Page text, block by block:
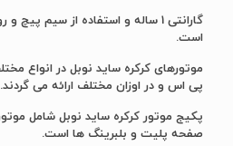
گارانتی 1 ساله و استفاده از سیم
است.
موتورهای کرکره ساید نوبل در انواع
پی اس و در اوزان مختلف ارائه می گردند.
پکیج موتور کرکره ساید نوبل شامل
صفحه پلیت و بلبرینگ ها است.